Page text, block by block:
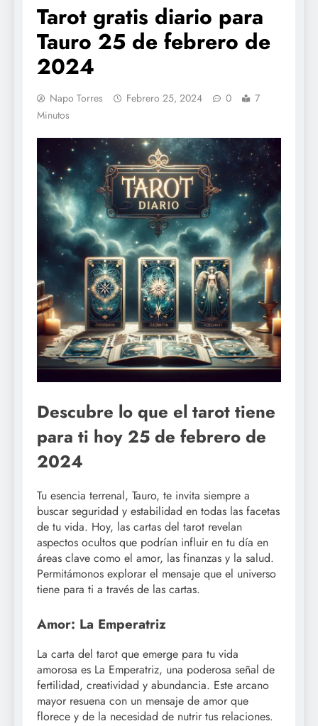
Tarot gratis diario para
Tauro 25 de febrero de
2024
Napo Torres Febrero 25, 2024 0
7
Minutos
Descubre lo que el tarot tiene
para ti hoy 25 de febrero de
2024
Tu esencia terrenal, Tauro, te invita siempre a
buscar seguridad y estabilidad en todas las facetas
de tu vida. Hoy, las cartas del tarot revelan
aspectos ocultos que podrían influir en tu día en
áreas clave como el amor, las finanzas y la salud.
Permitámonos explorar el mensaje que el universo
tiene para ti a través de las cartas.
Amor: La Emperatriz
La carta del tarot que emerge para tu vida
amorosa es La Emperatriz, una poderosa señal de
fertilidad, creatividad y abundancia. Este arcano
mayor resuena con un mensaje de amor que
florece y de la necesidad de nutrir tus relaciones.